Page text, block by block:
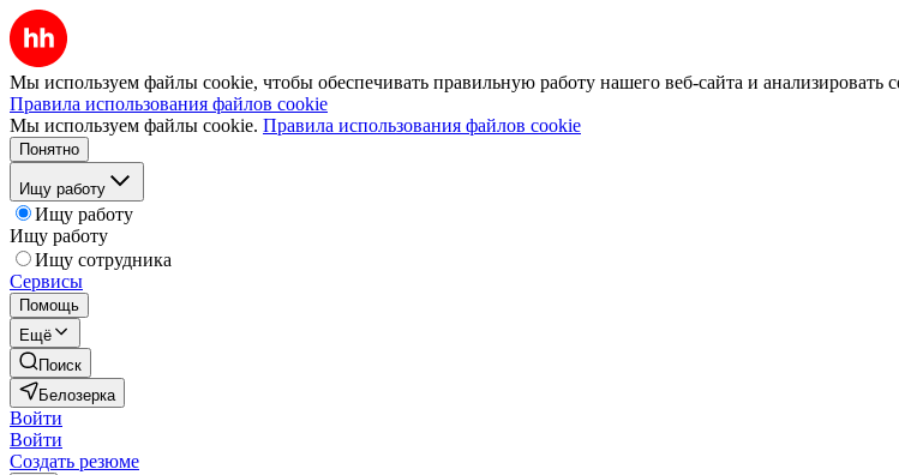
Мы используем файлы cookie, чтобы обеспечивать правильную работу нашего веб-сайта и анализировать
Правила использования файлов cookie
Мы используем файлы cookie. Правила использования файлов cookie
Понятно
Ищу работу
Ищу работу
Ищу работу
Ищу сотрудника
Сервисы
Помощь
Ещё
Поиск
Белозерка
Войти
Войти
Создать резюме